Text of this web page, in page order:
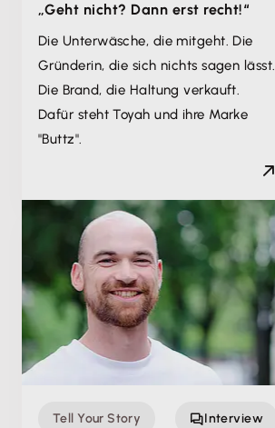
„Geht nicht? Dann erst recht!“
Die Unterwäsche, die mitgeht. Die
Gründerin, die sich nichts sagen lässt.
Die Brand, die Haltung verkauft.
Dafür steht Toyah und ihre Marke
"Buttz".
Tell Your Story Interview